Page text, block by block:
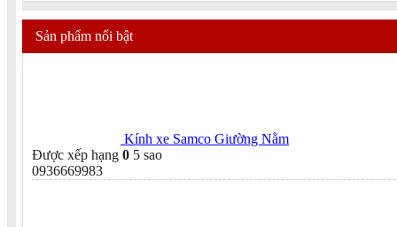
Sản phẩm nổi bật
Kính xe Samco Giường Nằm
Được xếp hạng 0 5 sao
0936669983